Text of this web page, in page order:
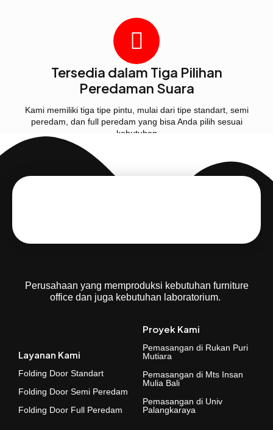
Tersedia dalam Tiga Pilihan
Peredaman Suara
Kami memiliki tiga tipe pintu, mulai dari tipe standart, semi
peredam, dan full peredam yang bisa Anda pilih sesuai
kebutuhan
Perusahaan yang memproduksi kebutuhan furniture
office dan juga kebutuhan laboratorium.
Layanan Kami
Folding Door Standart
Folding Door Semi Peredam
Folding Door Full Peredam
Proyek Kami
Pemasangan di Rukan Puri
Mutiara
Pemasangan di Mts Insan
Mulia Bali
Pemasangan di Univ
Palangkaraya